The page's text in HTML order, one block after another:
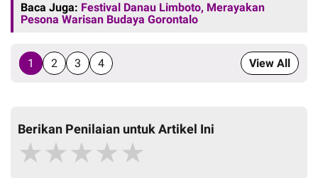
Baca Juga: Festival Danau Limboto, Merayakan
Pesona Warisan Budaya Gorontalo
1 2 3 4 View All
Berikan Penilaian untuk Artikel Ini
★★★★★